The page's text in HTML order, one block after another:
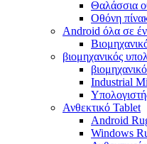
Θαλάσσια
Οθόνη
Android όλα σε
βιομηχανικός
Industrial
Ανθεκτικό Tablet
Android
Windows